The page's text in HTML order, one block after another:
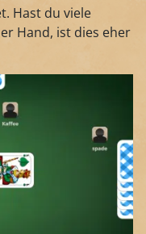
Hast du viele
Hand, ist dies eher